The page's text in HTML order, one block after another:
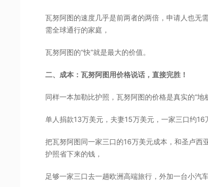
瓦努阿图的速度几乎是前两者的两倍，申请人也无
需全球通行的家庭，
瓦努阿图的“快”就是最大的价值。
二、成本：瓦努阿图用价格说话，直接完胜！
同样一本加勒比护照，瓦努阿图的价格是真实的“地
单人捐款13万美元，夫妻15万美元，一家三口约16
把瓦努阿图同一家三口的16万美元成本，和圣卢
护照省下来的钱，
足够一家三口去一趟欧洲高端旅行，外加一台小汽车